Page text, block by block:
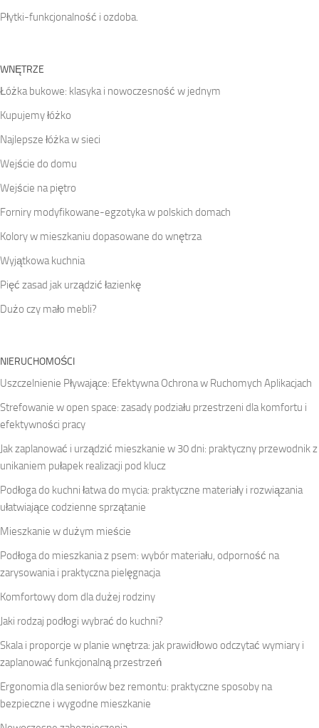
Płytki-funkcjonalność i ozdoba.
WNĘTRZE
Łóżka bukowe: klasyka i nowoczesność w jednym
Kupujemy łóżko
Najlepsze łóżka w sieci
Wejście do domu
Wejście na piętro
Forniry modyfikowane-egzotyka w polskich domach
Kolory w mieszkaniu dopasowane do wnętrza
Wyjątkowa kuchnia
Pięć zasad jak urządzić łazienkę
Dużo czy mało mebli?
NIERUCHOMOŚCI
Uszczelnienie Pływające: Efektywna Ochrona w Ruchomych Aplikacjach
Strefowanie w open space: zasady podziału przestrzeni dla komfortu i
efektywności pracy
Jak zaplanować i urządzić mieszkanie w 30 dni: praktyczny przewodnik z
unikaniem pułapek realizacji pod klucz
Podłoga do kuchni łatwa do mycia: praktyczne materiały i rozwiązania
ułatwiające codzienne sprzątanie
Mieszkanie w dużym mieście
Podłoga do mieszkania z psem: wybór materiału, odporność na
zarysowania i praktyczna pielęgnacja
Komfortowy dom dla dużej rodziny
Jaki rodzaj podłogi wybrać do kuchni?
Skala i proporcje w planie wnętrza: jak prawidłowo odczytać wymiary i
zaplanować funkcjonalną przestrzeń
Ergonomia dla seniorów bez remontu: praktyczne sposoby na
bezpieczne i wygodne mieszkanie